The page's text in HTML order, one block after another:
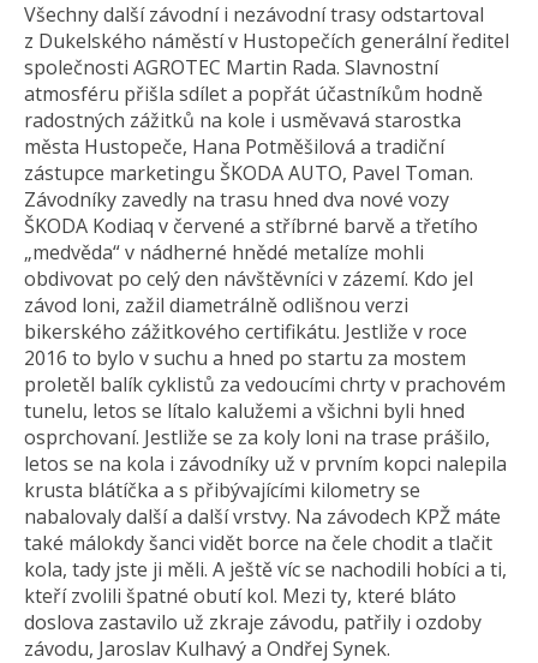
Všechny další závodní i nezávodní trasy odstartoval
z Dukelského náměstí v Hustopečích generální ředitel
společnosti AGROTEC Martin Rada. Slavnostní
atmosféru přišla sdílet a popřát účastníkům hodně
radostných zážitků na kole i usměvavá starostka
města Hustopeče, Hana Potměšilová a tradiční
zástupce marketingu ŠKODA AUTO, Pavel Toman.
Závodníky zavedly na trasu hned dva nové vozy
ŠKODA Kodiaq v červené a stříbrné barvě a třetího
„medvěda“ v nádherné hnědé metalíze mohli
obdivovat po celý den návštěvníci v zázemí. Kdo jel
závod loni, zažil diametrálně odlišnou verzi
bikerského zážitkového certifikátu. Jestliže v roce
2016 to bylo v suchu a hned po startu za mostem
proletěl balík cyklistů za vedoucími chrty v prachovém
tunelu, letos se lítalo kalužemi a všichni byli hned
osprchovaní. Jestliže se za koly loni na trase prášilo,
letos se na kola i závodníky už v prvním kopci nalepila
krusta blátíčka a s přibývajícími kilometry se
nabalovaly další a další vrstvy. Na závodech KPŽ máte
také málokdy šanci vidět borce na čele chodit a tlačit
kola, tady jste ji měli. A ještě víc se nachodili hobíci a ti,
kteří zvolili špatné obutí kol. Mezi ty, které bláto
doslova zastavilo už zkraje závodu, patřily i ozdoby
závodu, Jaroslav Kulhavý a Ondřej Synek.